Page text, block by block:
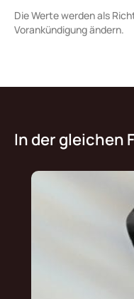
Die Werte werden als
Vorankündigung ändern.
In der gleichen